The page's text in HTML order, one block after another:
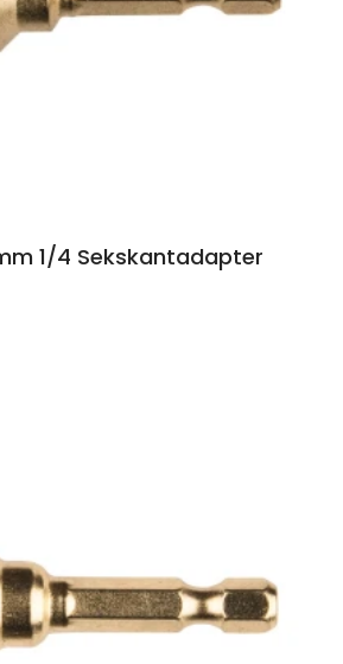
1/4 Sekskantadapter